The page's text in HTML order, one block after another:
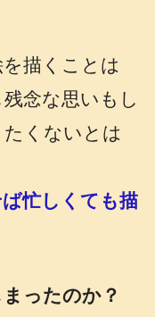
描くことは
念な思いもし
くないとは
忙しくても描
ったのか？